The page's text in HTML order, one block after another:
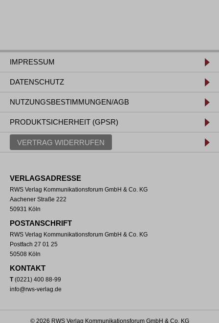
IMPRESSUM
DATENSCHUTZ
NUTZUNGSBESTIMMUNGEN/AGB
PRODUKTSICHERHEIT (GPSR)
VERTRAG WIDERRUFEN
VERLAGSADRESSE
RWS Verlag Kommunikationsforum GmbH & Co. KG
Aachener Straße 222
50931 Köln
POSTANSCHRIFT
RWS Verlag Kommunikationsforum GmbH & Co. KG
Postfach 27 01 25
50508 Köln
KONTAKT
T(0221) 400 88-99
info@rws-verlag.de
© 2026 RWS Verlag Kommunikationsforum GmbH & Co. KG